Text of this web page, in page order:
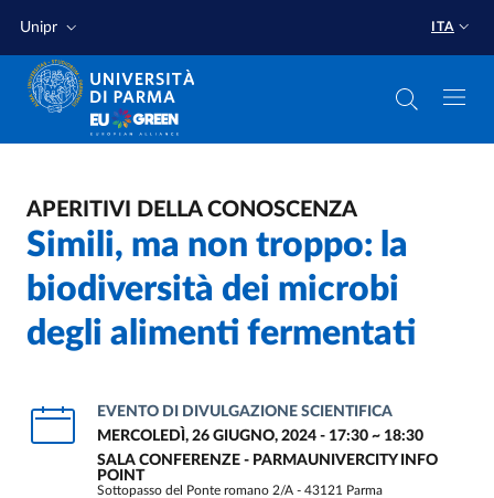
Unipr ITA
APERITIVI DELLA CONOSCENZA
Simili, ma non troppo: la
biodiversità dei microbi
degli alimenti fermentati
EVENTO DI DIVULGAZIONE SCIENTIFICA
MERCOLEDÌ, 26 GIUGNO, 2024 - 17:30 ~ 18:30
SALA CONFERENZE - PARMAUNIVERCITY INFO
POINT
Sottopasso del Ponte romano 2/A - 43121 Parma